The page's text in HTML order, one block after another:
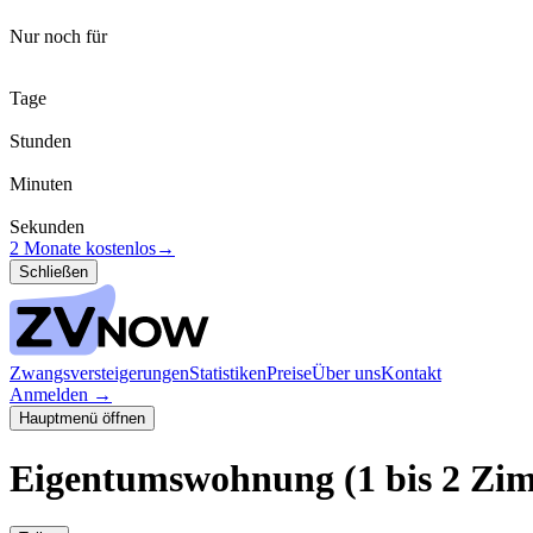
Nur noch für
Tage
Stunden
Minuten
Sekunden
2 Monate kostenlos→
Schließen
ZwangsversteigerungenStatistikenPreiseÜber unsKontakt
Anmelden →
Hauptmenü öffnen
Eigentumswohnung (1 bis 2